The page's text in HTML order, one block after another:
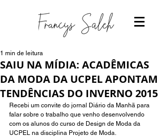
SAIU NA MÍDIA: ACADÊMICAS
DA MODA DA UCPEL APONTAM
TENDÊNCIAS DO INVERNO 2015
1 min de leitura
Recebi um convite do jornal Diário da Manhã para
falar sobre o trabalho que venho desenvolvendo
com os alunos do curso de Design de Moda da
UCPEL na disciplina Projeto de Moda.